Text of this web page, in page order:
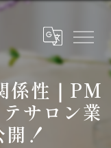
係性｜PM
サロン業
！